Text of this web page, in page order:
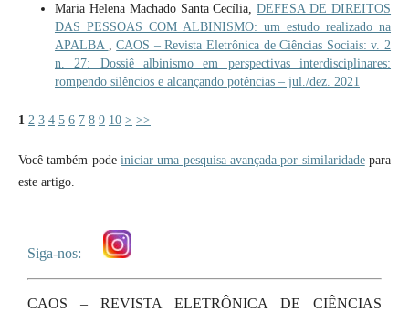
Maria Helena Machado Santa Cecília,DEFESA DE DIREITOS
DAS PESSOAS COM ALBINISMO: um estudo realizado na
APALBA
,CAOS – Revista Eletrônica de Ciências Sociais: v. 2
n. 27: Dossiê albinismo em perspectivas interdisciplinares:
rompendo silêncios e alcançando potências – jul./dez. 2021
1 2 3 4 5 6 7 8 9 10 > >>
Você também pode iniciar uma pesquisa avançada por similaridadepara
este artigo.
Siga-nos:
CAOS – REVISTA ELETRÔNICA DE CIÊNCIAS